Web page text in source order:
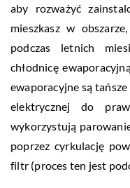
aby rozważyć
mieszkasz w
podczas letnich
chłodnicę
ewaporacyjne są
elektrycznej do
wykorzystują
poprzez cyrkulację
filtr (proces ten jest